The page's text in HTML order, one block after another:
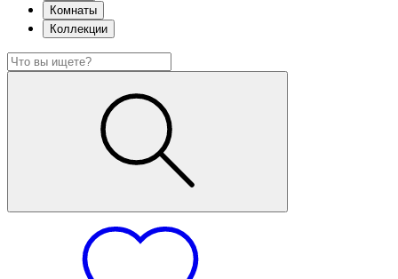
Комнаты
Коллекции